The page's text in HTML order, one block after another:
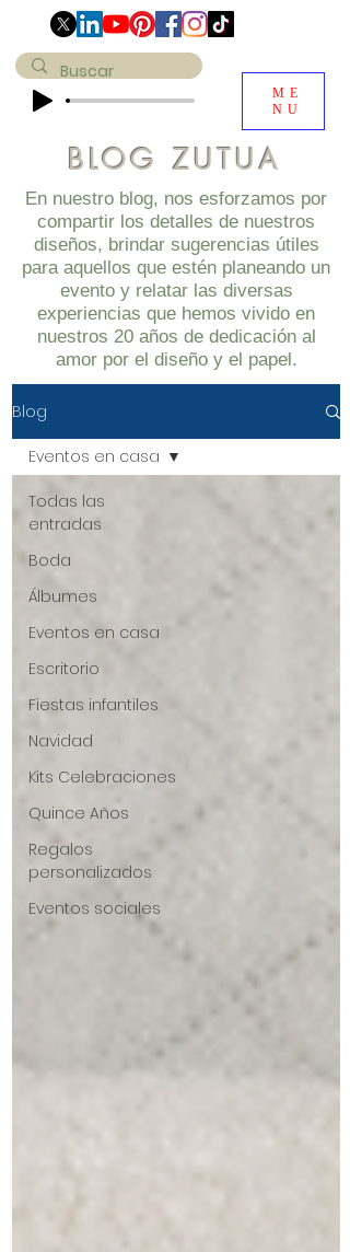
ME
NU
BLOG ZUTUA
En nuestro blog, nos esforzamos por
compartir los detalles de nuestros
diseños, brindar sugerencias útiles
para aquellos que estén planeando un
evento y relatar las diversas
experiencias que hemos vivido en
nuestros 20 años de dedicación al
amor por el diseño y el papel.
Blog
Todas las
entradas
Boda
Álbumes
Eventos en casa
Escritorio
Fiestas infantiles
Navidad
Kits Celebraciones
Quince Años
Regalos
personalizados
Eventos sociales
Eventos en casa